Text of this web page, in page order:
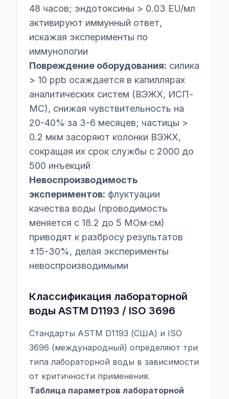
48 часов; эндотоксины > 0.03 EU/мл
активируют иммунный ответ,
искажая эксперименты по
иммунологии
Повреждение оборудования: силика
> 10 ppb осаждается в капиллярах
аналитических систем (ВЭЖХ, ИСП-
МС), снижая чувствительность на
20-40% за 3-6 месяцев; частицы >
0.2 мкм засоряют колонки ВЭЖХ,
сокращая их срок службы с 2000 до
500 инъекций
Невоспроизводимость
экспериментов: флуктуации
качества воды (проводимость
меняется с 18.2 до 5 МОм·см)
приводят к разбросу результатов
±15-30%, делая эксперименты
невоспроизводимыми
Классификация лабораторной
воды ASTM D1193 / ISO 3696
Стандарты ASTM D1193 (США) и ISO
3696 (международный) определяют три
типа лабораторной воды в зависимости
от критичности применения.
Таблица параметров лабораторной